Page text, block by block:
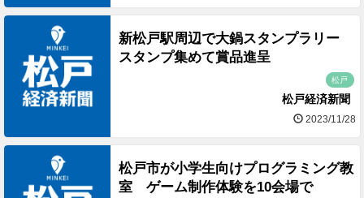
新松戸駅周辺で大鍋スタンプラリー
スタンプ集めて賞品進呈
松戸
松戸経済新聞
2023/11/28
松戸市が小学生向けプログラミング教
室 ゲーム制作体験を10会場で